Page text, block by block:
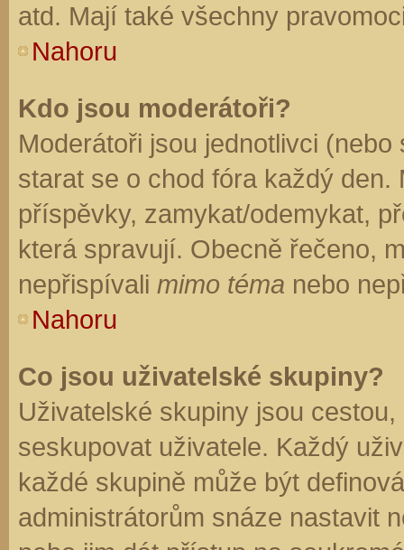
atd. Mají také všechny
Nahoru
Kdo jsou moderátoři?
Moderátoři jsou jednotlivci
starat se o chod fóra každý
příspěvky, zamykat/odemykat,
která spravují. Obecně řečeno,
nepřispívali mimo téma nebo
Nahoru
Co jsou uživatelské skupiny?
Uživatelské skupiny jsou
seskupovat uživatele. Každý
každé skupině může být
administrátorům snáze nastavit